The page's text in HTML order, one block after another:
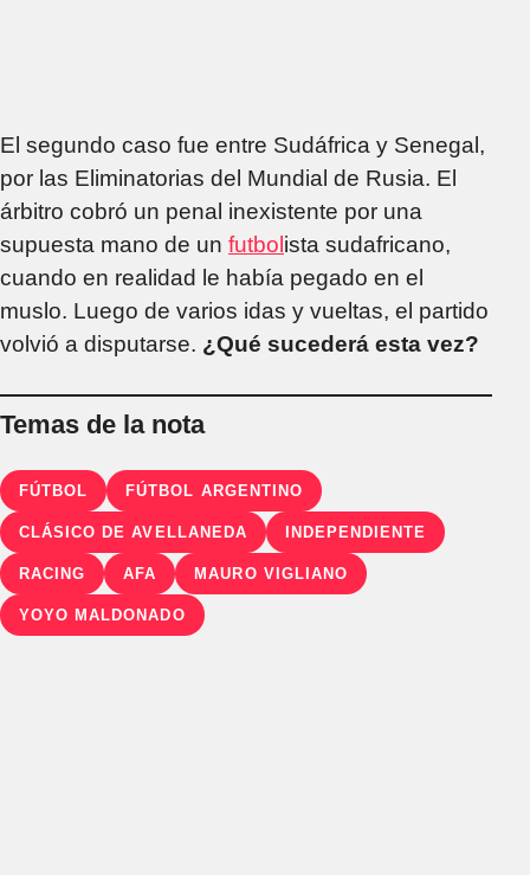
El segundo caso fue entre Sudáfrica y Senegal,
por las Eliminatorias del Mundial de Rusia. El
árbitro cobró un penal inexistente por una
supuesta mano de un futbol ista sudafricano,
cuando en realidad le había pegado en el
muslo. Luego de varios idas y vueltas, el partido
volvió a disputarse. ¿Qué sucederá esta vez?
Temas de la nota
FÚTBOL FÚTBOL ARGENTINO
CLÁSICO DE AVELLANEDA INDEPENDIENTE
RACING AFA MAURO VIGLIANO
YOYO MALDONADO